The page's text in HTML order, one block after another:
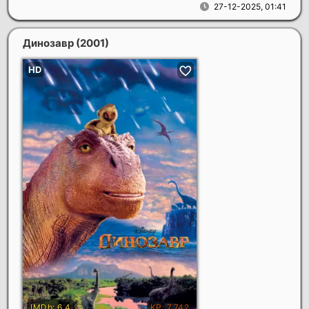
27-12-2025, 01:41
Динозавр (2001)